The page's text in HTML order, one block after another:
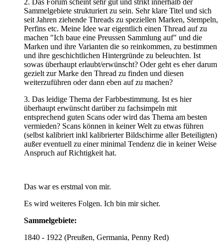
Sammelgebiete strukturiert zu sein. Sehr klare Titel und sich
seit Jahren ziehende Threads zu speziellen Marken, Stempeln,
Perfins etc. Meine Idee war eigentlich einen Thread auf zu
machen "Ich baue eine Preussen Sammlung auf" und die
Marken und ihre Varianten die so reinkommen, zu bestimmen
und ihre geschichtlichen Hintergründe zu beleuchten. Ist
sowas überhaupt erlaubt/erwünscht? Oder geht es eher darum
gezielt zur Marke den Thread zu finden und diesen
weiterzuführen oder dann eben auf zu machen?
3. Das leidige Thema der Farbbestimmung. Ist es hier
überhaupt erwünscht darüber zu fachsimpeln mit
entsprechend guten Scans oder wird das Thema am besten
vermieden? Scans können in keiner Welt zu etwas führen
(selbst kalibriert inkl kalibrierter Bildschirme aller Beteiligten)
außer eventuell zu einer minimal Tendenz die in keiner Weise
Anspruch auf Richtigkeit hat.
Das war es erstmal von mir.
Es wird weiteres Folgen. Ich bin mir sicher.
Sammelgebiete:
1840 - 1922 (Preußen, Germania, Penny Red)